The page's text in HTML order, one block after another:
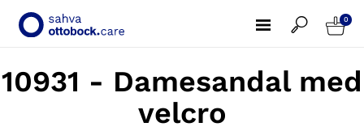
0
10931 - Damesandal med
velcro